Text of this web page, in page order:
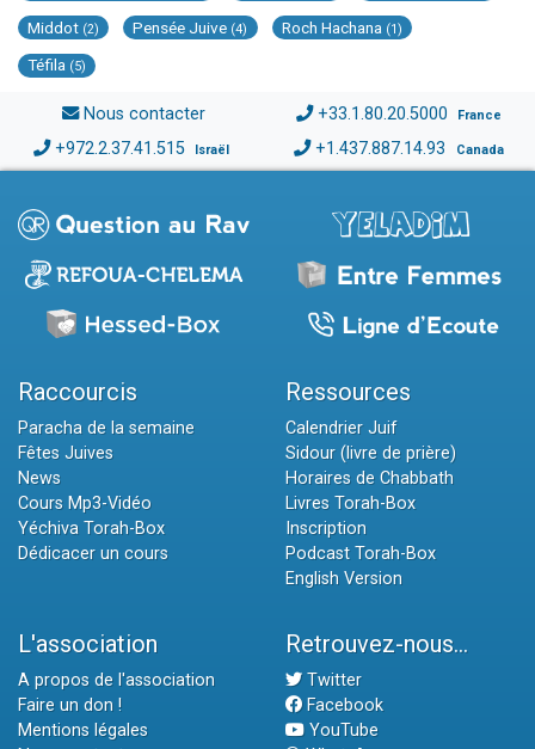
Middot (2) Pensée Juive (4) Roch Hachana (1)
Téfila (5)
Nous contacter +33.1.80.20.5000 France
+972.2.37.41.515 Israël +1.437.887.14.93 Canada
Raccourcis
Paracha de la semaine
Fêtes Juives
News
Cours Mp3-Vidéo
Yéchiva Torah-Box
Dédicacer un cours
Ressources
Calendrier Juif
Sidour (livre de prière)
Horaires de Chabbath
Livres Torah-Box
Inscription
Podcast Torah-Box
English Version
L'association
A propos de l'association
Faire un don !
Mentions légales
Retrouvez-nous...
Twitter
Facebook
YouTube